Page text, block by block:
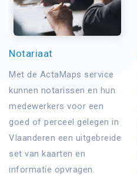
Notariaat
Met de ActaMaps service
kunnen notarissen en hun
medewerkers voor een
goed of perceel gelegen in
Vlaanderen een uitgebreide
set van kaarten en
informatie opvragen.